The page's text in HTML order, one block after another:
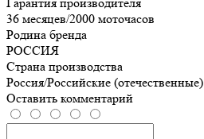
36 месяцев/2000 моточасов
Родина бренда
РОССИЯ
Страна производства
Россия/Российские (отечественные)
Оставить комментарий